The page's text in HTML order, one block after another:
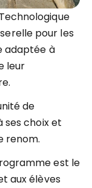
pour les
adaptée à
leur
de
choix et
renom.
est le
aux élèves